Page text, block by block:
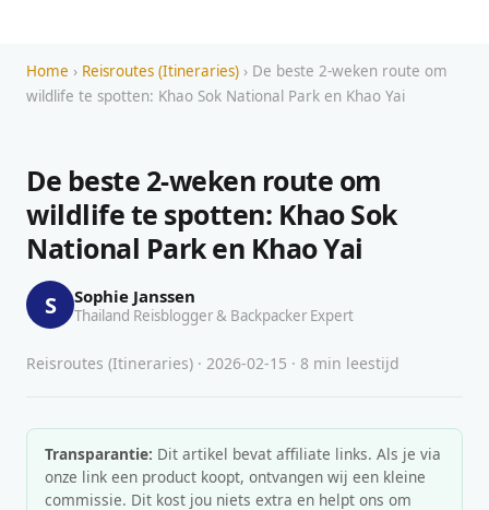
Home › Reisroutes (Itineraries) › De beste 2-weken route om
wildlife te spotten: Khao Sok National Park en Khao Yai
De beste 2-weken route om
wildlife te spotten: Khao Sok
National Park en Khao Yai
S Sophie Janssen
Thailand Reisblogger & Backpacker Expert
Reisroutes (Itineraries) · 2026-02-15 · 8 min leestijd
Transparantie: Dit artikel bevat affiliate links. Als je via
onze link een product koopt, ontvangen wij een kleine
commissie. Dit kost jou niets extra en helpt ons om